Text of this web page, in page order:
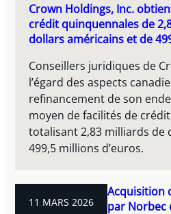
Crown Holdings, Inc.
crédit quinquennales de
dollars américains et de
Conseillers juridiques de
l’égard des aspects
refinancement de son
moyen de facilités de
totalisant 2,83 milliards de
499,5 millions d’euros.
11 MARS 2026
Acquisition
par Norbec